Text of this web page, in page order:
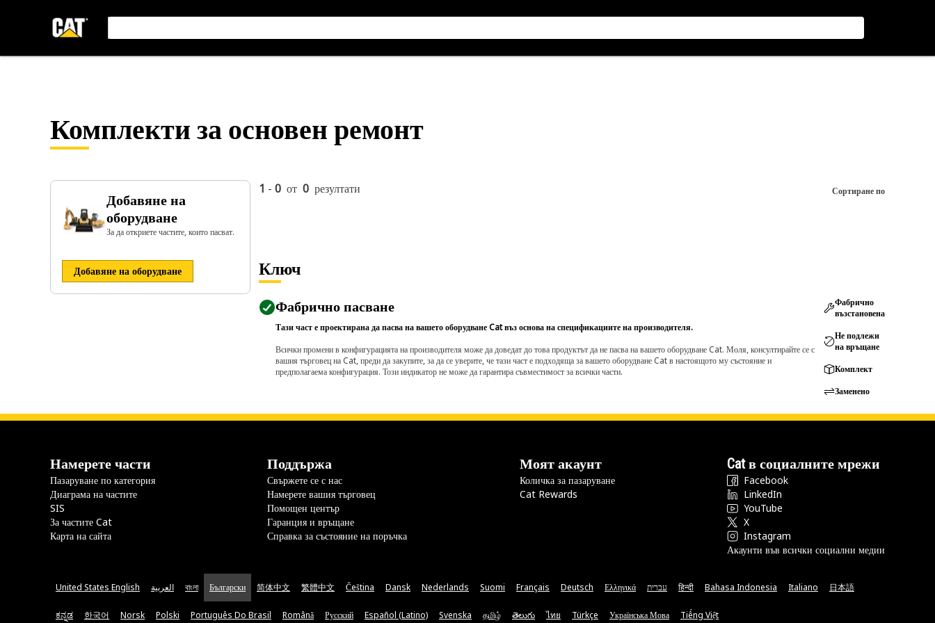
Комплекти за основен ремонт
Добавяне на
оборудване
За да откриете частите, които пасват.
Добавяне на оборудване
1 - 0 от 0 резултати Сортиране по
Ключ
Фабрично пасване
Тази част е проектирана да пасва на вашето оборудване Cat въз основа на спецификациите на производителя.
Всички промени в конфигурацията на производителя може да доведат до това продуктът да не пасва на вашето оборудване Cat. Моля, консултирайте се с
вашия търговец на Cat, преди да закупите, за да се уверите, че тази част е подходяща за вашето оборудване Cat в настоящото му състояние и
предполагаема конфигурация. Този индикатор не може да гарантира съвместимост за всички части.
Фабрично
възстановена
Не подлежи
на връщане
Комплект
Заменено
Намерете части
Пазаруване по категория
Диаграма на частите
SIS
За частите Cat
Карта на сайта
Поддържа
Свържете се с нас
Намерете вашия търговец
Помощен център
Гаранция и връщане
Справка за състояние на поръчка
Моят акаунт
Количка за пазаруване
Cat Rewards
Cat в социалните мрежи
Facebook
LinkedIn
YouTube
X
Instagram
Акаунти във всички социални медии
United States English العربية বাংলা Български 简体中文 繁體中文 Čeština Dansk Nederlands Suomi Français Deutsch Ελληνικά עברית हिन्दी Bahasa Indonesia Italiano 日本語
ಕನ್ನಡ 한국어 Norsk Polski Português Do Brasil Română Русский Español (Latino) Svenska தமிழ் తెలుగు ไทย Türkçe Українська Мова Tiếng Việt